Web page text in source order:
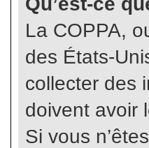
La COPPA,
des États-
collecter des
doivent avoir
Si vous